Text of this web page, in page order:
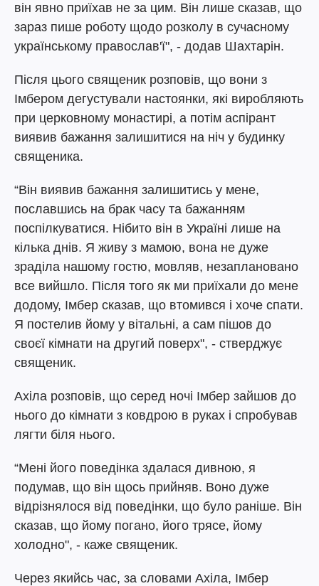
він явно приїхав не за цим. Він лише сказав, що
зараз пише роботу щодо розколу в сучасному
українському православ'ї", - додав Шахтарін.
Після цього священик розповів, що вони з
Імбером дегустували настоянки, які виробляють
при церковному монастирі, а потім аспірант
виявив бажання залишитися на ніч у будинку
священика.
“Він виявив бажання залишитись у мене,
пославшись на брак часу та бажанням
поспілкуватися. Нібито він в Україні лише на
кілька днів. Я живу з мамою, вона не дуже
зраділа нашому гостю, мовляв, незаплановано
все вийшло. Після того як ми приїхали до мене
додому, Імбер сказав, що втомився і хоче спати.
Я постелив йому у вітальні, а сам пішов до
своєї кімнати на другий поверх", - стверджує
священик.
Ахіла розповів, що серед ночі Імбер зайшов до
нього до кімнати з ковдрою в руках і спробував
лягти біля нього.
“Мені його поведінка здалася дивною, я
подумав, що він щось прийняв. Воно дуже
відрізнялося від поведінки, що було раніше. Він
сказав, що йому погано, його трясе, йому
холодно", - каже священик.
Через якийсь час, за словами Ахіла, Імбер